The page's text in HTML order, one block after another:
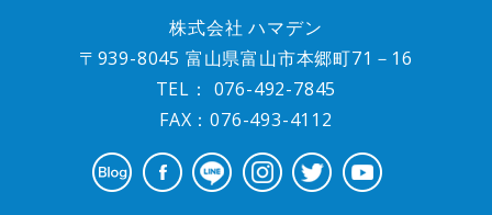
株式会社 ハマデン
〒939-8045 富山県富山市本郷町71－16
TEL： 076-492-7845
FAX：076-493-4112